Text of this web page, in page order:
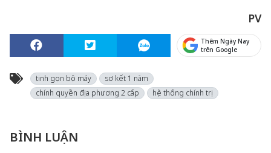
PV
Thêm Ngày Nay
trên Google
tinh gọn bộ máy
sơ kết 1 năm
chính quyền địa phương 2 cấp
hệ thống chính trị
BÌNH LUẬN